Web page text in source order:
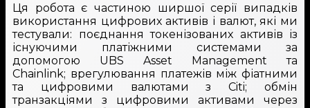
Ця робота є частиною ширшої серії випадків
використання цифрових активів і валют, які ми
тестували: поєднання токенізованих активів із
існуючими платіжними системами за
допомогою UBS Asset Management та
Chainlink; врегулювання платежів між фіатними
та цифровими валютами з Citi; обмін
транзакціями з цифровими активами через